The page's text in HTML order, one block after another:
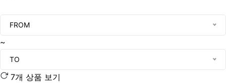
FROM
~
TO
7개 상품 보기